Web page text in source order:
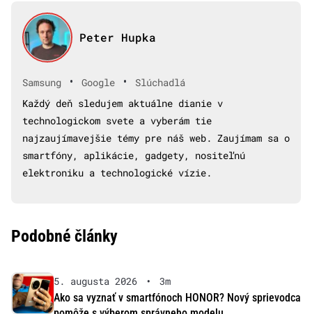
Peter Hupka
Samsung • Google •
Slúchadlá
Každý deň sledujem aktuálne dianie v
technologickom svete a vyberám tie
najzaujímavejšie témy pre náš web. Zaujímam sa o
smartfóny, aplikácie, gadgety, nositeľnú
elektroniku a technologické vízie.
Podobné články
5. augusta 2026 •
3m
Ako sa vyznať v smartfónoch HONOR? Nový sprievodca